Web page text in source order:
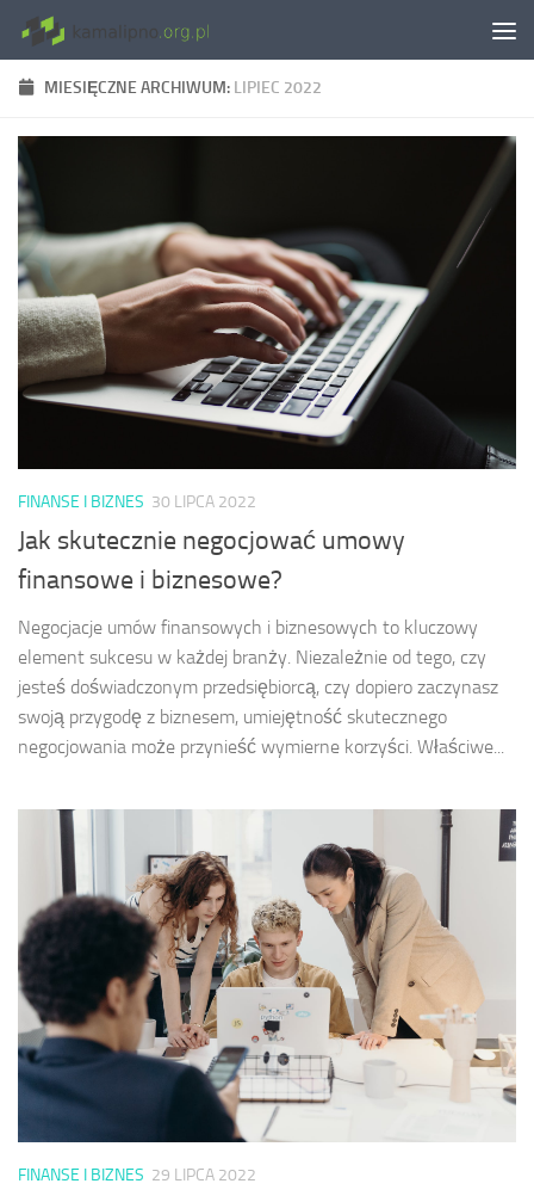
Skip to content
MIESIĘCZNE ARCHIWUM: LIPIEC 2022
FINANSE I BIZNES 30 LIPCA 2022
Jak skutecznie negocjować umowy
finansowe i biznesowe?
Negocjacje umów finansowych i biznesowych to kluczowy
element sukcesu w każdej branży. Niezależnie od tego, czy
jesteś doświadczonym przedsiębiorcą, czy dopiero zaczynasz
swoją przygodę z biznesem, umiejętność skutecznego
negocjowania może przynieść wymierne korzyści. Właściwe...
FINANSE I BIZNES 29 LIPCA 2022